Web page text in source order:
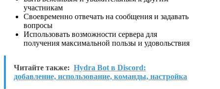
участникам
Своевременно отвечать на сообщения и задавать
вопросы
Использовать возможности сервера для
получения максимальной пользы и удовольствия
Читайте также: Hydra Bot в Discord:
добавление, использование, команды, настройка